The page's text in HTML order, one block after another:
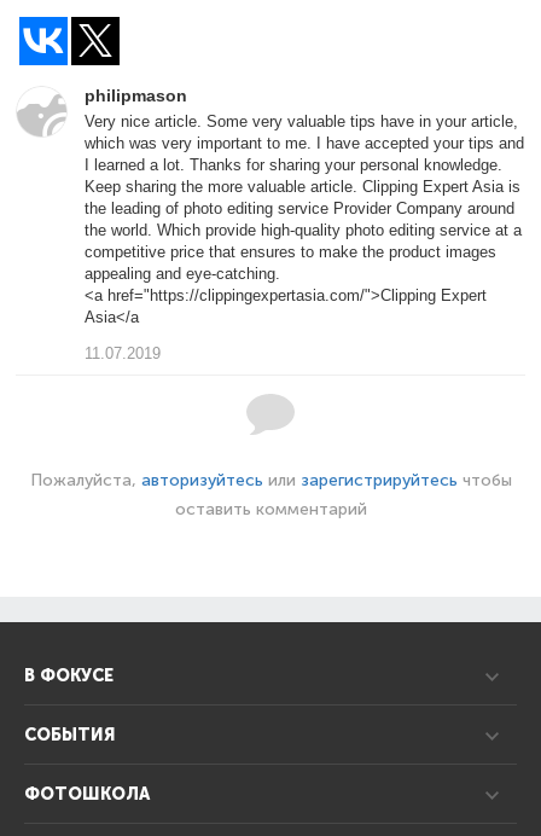
philipmason
Very nice article. Some very valuable tips have in your article,
which was very important to me. I have accepted your tips and
I learned a lot. Thanks for sharing your personal knowledge.
Keep sharing the more valuable article. Clipping Expert Asia is
the leading of photo editing service Provider Company around
the world. Which provide high-quality photo editing service at a
competitive price that ensures to make the product images
appealing and eye-catching.
<a href="https://clippingexpertasia.com/">Clipping Expert
Asia</a
11.07.2019
Пожалуйста, авторизуйтесь или зарегистрируйтесь чтобы
оставить комментарий
В ФОКУСЕ
СОБЫТИЯ
ФОТОШКОЛА